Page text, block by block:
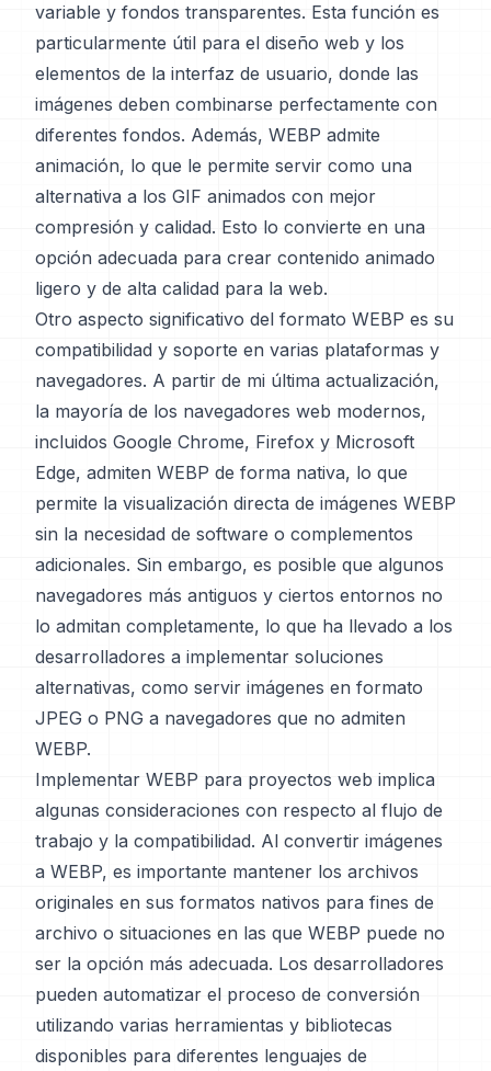
variable y fondos transparentes. Esta función es
particularmente útil para el diseño web y los
elementos de la interfaz de usuario, donde las
imágenes deben combinarse perfectamente con
diferentes fondos. Además, WEBP admite
animación, lo que le permite servir como una
alternativa a los GIF animados con mejor
compresión y calidad. Esto lo convierte en una
opción adecuada para crear contenido animado
ligero y de alta calidad para la web.
Otro aspecto significativo del formato WEBP es su
compatibilidad y soporte en varias plataformas y
navegadores. A partir de mi última actualización,
la mayoría de los navegadores web modernos,
incluidos Google Chrome, Firefox y Microsoft
Edge, admiten WEBP de forma nativa, lo que
permite la visualización directa de imágenes WEBP
sin la necesidad de software o complementos
adicionales. Sin embargo, es posible que algunos
navegadores más antiguos y ciertos entornos no
lo admitan completamente, lo que ha llevado a los
desarrolladores a implementar soluciones
alternativas, como servir imágenes en formato
JPEG o PNG a navegadores que no admiten
WEBP.
Implementar WEBP para proyectos web implica
algunas consideraciones con respecto al flujo de
trabajo y la compatibilidad. Al convertir imágenes
a WEBP, es importante mantener los archivos
originales en sus formatos nativos para fines de
archivo o situaciones en las que WEBP puede no
ser la opción más adecuada. Los desarrolladores
pueden automatizar el proceso de conversión
utilizando varias herramientas y bibliotecas
disponibles para diferentes lenguajes de